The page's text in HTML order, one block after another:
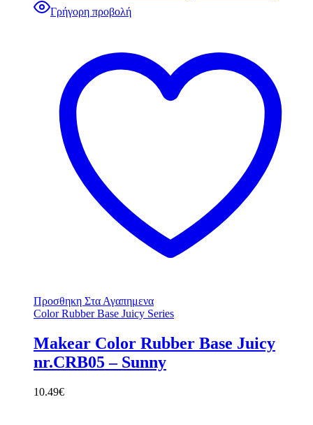
Γρήγορη προβολή
Προσθηκη Στα Αγαπημενα
Color Rubber Base Juicy Series
Makear Color Rubber Base Juicy
nr.CRB05 – Sunny
10.49€